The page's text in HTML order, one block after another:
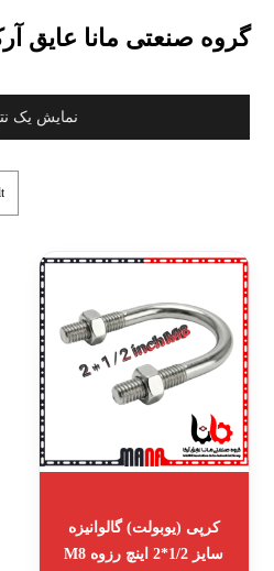
گروه صنعتی مانا عایق
نمایش یک
کرپی (یوبولت) گالوانیزه
سایز 1/2*2 اینچ رزوه M8